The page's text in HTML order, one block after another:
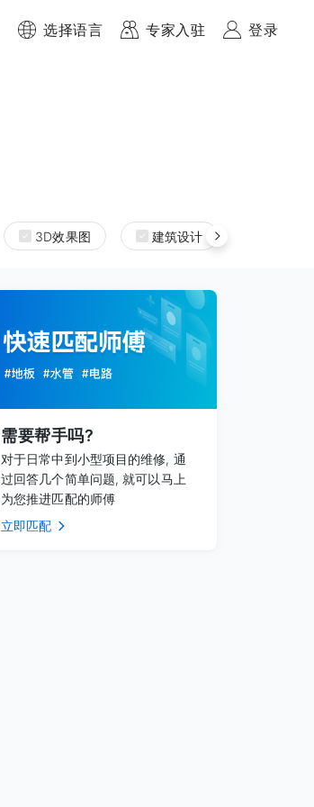
选择语言 专家入驻 登录
3D效果图 建筑设计
需要帮手吗?
对于日常中到小型项目的维修, 通
过回答几个简单问题, 就可以马上
为您推进匹配的师傅
立即匹配